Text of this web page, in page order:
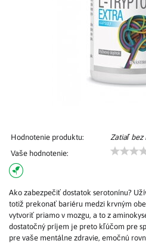
Hodnotenie produktu:
Zatiaľ bez
Vaše hodnotenie:
Ako zabezpečiť dostatok serotonínu?
totiž prekonať bariéru medzi krvným
vytvoriť priamo v mozgu, a to z
dostatočný príjem je preto kľúčom pre
pre vaše mentálne zdravie, emočnú